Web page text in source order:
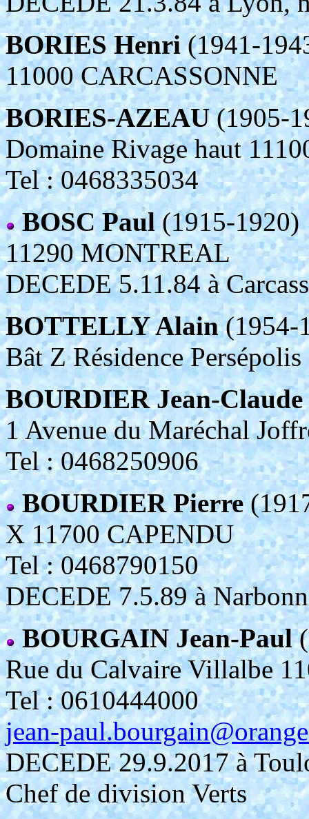
BORIES Henri(1941-
11000 CARCASSONNE
BORIES-AZEAU(1905-
Domaine Rivage haut
Tel : 0468335034
BOSC Paul(1915-1920)
11290 MONTREAL
DECEDE 5.11.84 à
BOTTELLY Alain(1954-
Bât Z Résidence
BOURDIER Jean-Claude
1 Avenue du Maréchal
Tel : 0468250906
BOURDIER Pierre
X 11700 CAPENDU
Tel : 0468790150
DECEDE 7.5.89 à
BOURGAIN Jean-Paul
Rue du Calvaire Villalbe
Tel : 0610444000
jean-
DECEDE 29.9.2017 à
Chef de division Verts